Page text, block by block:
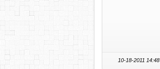
10-18-2011 14:48